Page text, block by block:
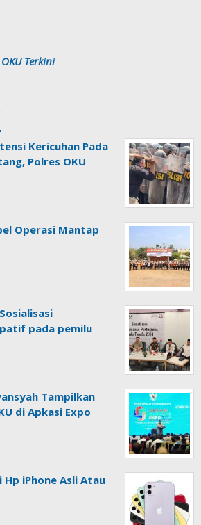
Terkini
Kericuhan Pada
Polres OKU
Operasi Mantap
pada pemilu
Tampilkan
di Apkasi Expo
iPhone Asli Atau